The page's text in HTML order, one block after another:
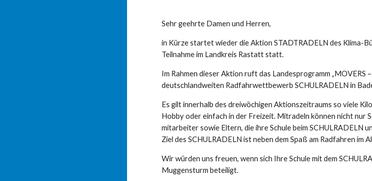
Sehr geehrte Damen und Herren,
in Kürze startet wieder die Aktion STADTRADELN des Klima-
Teilnahme im Landkreis Rastatt statt.
Im Rahmen dieser Aktion ruft das Landesprogramm „MOVERS
deutschlandweiten Radfahrwettbewerb SCHULRADELN in
Es gilt innerhalb des dreiwöchigen Aktionszeitraums so viele
Hobby oder einfach in der Freizeit. Mitradeln können nicht nur
mitarbeiter sowie Eltern, die ihre Schule beim
Ziel des SCHULRADELN ist neben dem Spaß am Radfahren
Wir würden uns freuen, wenn sich Ihre Schule mit dem
Muggensturm beteiligt.